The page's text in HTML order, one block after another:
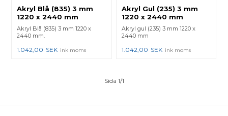
Akryl Blå (835) 3 mm
1220 x 2440 mm
Akryl Blå (835) 3 mm 1220 x
2440 mm.
1.042,00 SEK ink moms
Akryl Gul (235) 3 mm
1220 x 2440 mm
Akryl gul (235) 3 mm 1220 x
2440 mm
1.042,00 SEK ink moms
Sida 1/1